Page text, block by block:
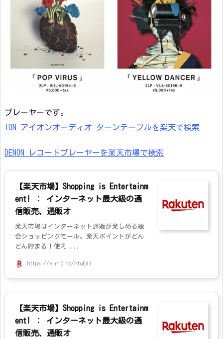
プレーヤーです。
ION アイオンオーディオ ターンテーブルを楽天で検索
DENON レコードプレーヤーを楽天市場で検索
【楽天市場】Shopping is Entertainm
ent! ： インターネット最大級の通
信販売、通販オ
楽天市場はインターネット通販が楽しめる総
合ショッピングモール。楽天ポイントがどん
どん貯まる！使え ...
https://a.r10.to/hfuEA1
【楽天市場】Shopping is Entertainm
ent! ： インターネット最大級の通
信販売、通販オ